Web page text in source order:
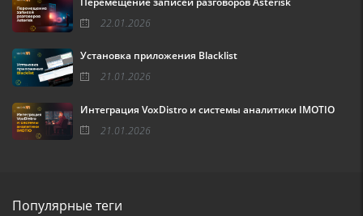
22.01.2026
Установка приложения Blacklist
21.01.2026
Интеграция VoxDistro и системы аналитики IMOTIO
21.01.2026
Популярные теги